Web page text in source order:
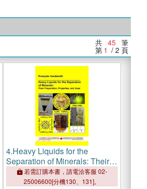
共 45 筆
第 1 / 2 頁
4.Heavy Liquids for the
Separation of Minerals: Their
Preparation, Properties, and
Uses
若需訂購本書，請電洽客服 02-
25006600[分機130、131]。